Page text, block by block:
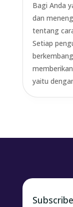
Bagi Anda
dan
tentang
Setiap
yaitu